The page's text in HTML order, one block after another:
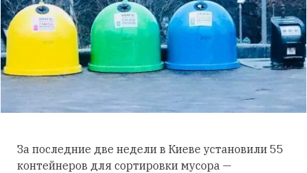
За последние две недели в Киеве установили 55
контейнеров для сортировки мусора —